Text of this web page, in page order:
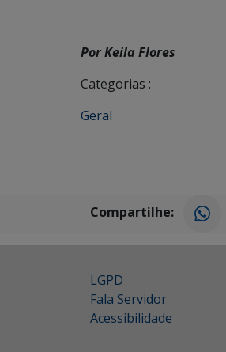
Por Keila Flores
Categorias :
Geral
Compartilhe:
LGPD
Fala Servidor
Acessibilidade